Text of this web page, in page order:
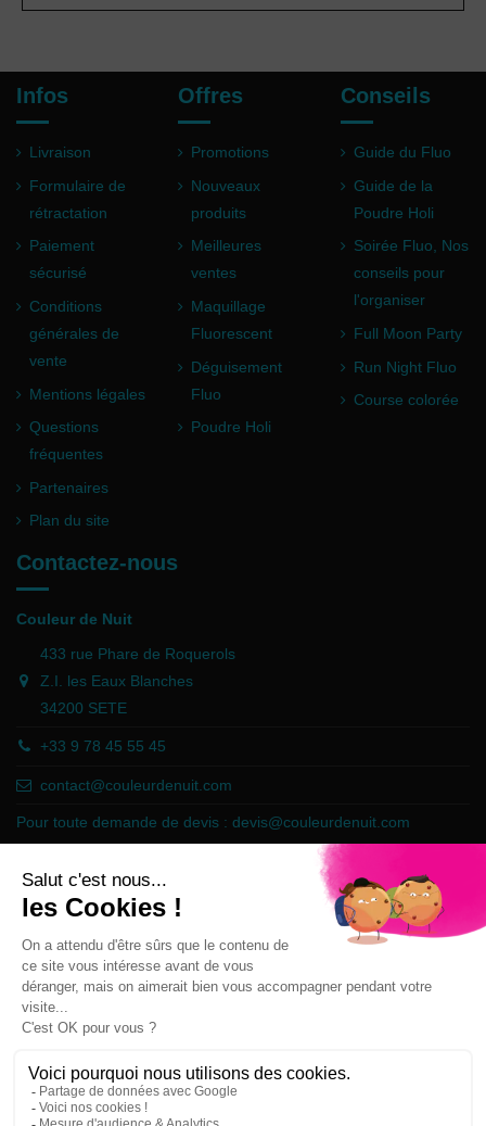
Infos
Livraison
Formulaire de
rétractation
Paiement
sécurisé
Conditions
générales de
vente
Mentions légales
Questions
fréquentes
Partenaires
Plan du site
Offres
Promotions
Nouveaux
produits
Meilleures
ventes
Maquillage
Fluorescent
Déguisement
Fluo
Poudre Holi
Conseils
Guide du Fluo
Guide de la
Poudre Holi
Soirée Fluo, Nos
conseils pour
l'organiser
Full Moon Party
Run Night Fluo
Course colorée
Contactez-nous
Couleur de Nuit
433 rue Phare de Roquerols
Z.I. les Eaux Blanches
34200 SETE
+33 9 78 45 55 45
contact@couleurdenuit.com
Pour toute demande de devis : devis@couleurdenuit.com
Marchand approuvé par la Société des Avis Garantis,cliquez ici pour
vérifier .
Follow us
Newsletter